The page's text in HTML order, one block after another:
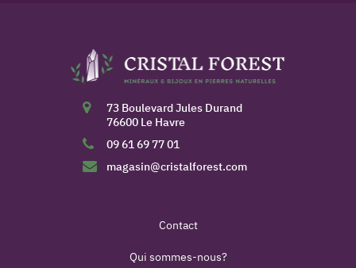
73 Boulevard Jules Durand
76600 Le Havre
09 61 69 77 01
magasin@cristalforest.com
Contact
Qui sommes-nous?